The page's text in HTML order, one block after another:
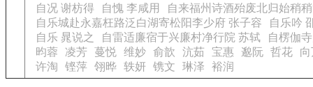
自况 谢枋得
自愧 李咸用
自来福州诗酒殆废北归始稍
自乐城赴永嘉枉路泛白湖寄松阳李少府 张子容
自乐吟
自乐 晁说之
自雷适廉宿于兴廉村净行院 苏轼
自楞伽
昀蓉
凌芳 蔓悦 维妙 俞歆 沆茹 宝惠 邈阮 哲花
许淘
铿萍 翎晔 轶妍 镌文 琳泽 裕润